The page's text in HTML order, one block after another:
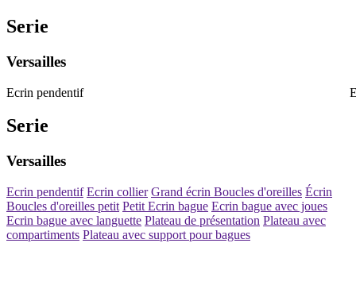
Serie
Versailles
Ecrin pendentif
Serie
Versailles
Ecrin pendentif Ecrin collier Grand écrin Boucles d'oreilles Écrin
Boucles d'oreilles petit Petit Ecrin bague Ecrin bague avec joues
Ecrin bague avec languette Plateau de présentation Plateau avec
compartiments Plateau avec support pour bagues